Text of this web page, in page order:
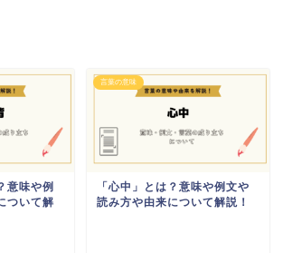
意味や例
ついて解
言葉の意味
「心中」とは？意味や例文や
読み方や由来について解説！